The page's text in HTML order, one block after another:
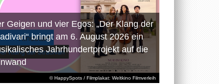
© HappySpots / Filmplakat: Weltkino Filmverleih
Geigen und vier Egos: „Der Klang der
bringt am 6. August 2026 ein
Jahrhundertprojekt auf die